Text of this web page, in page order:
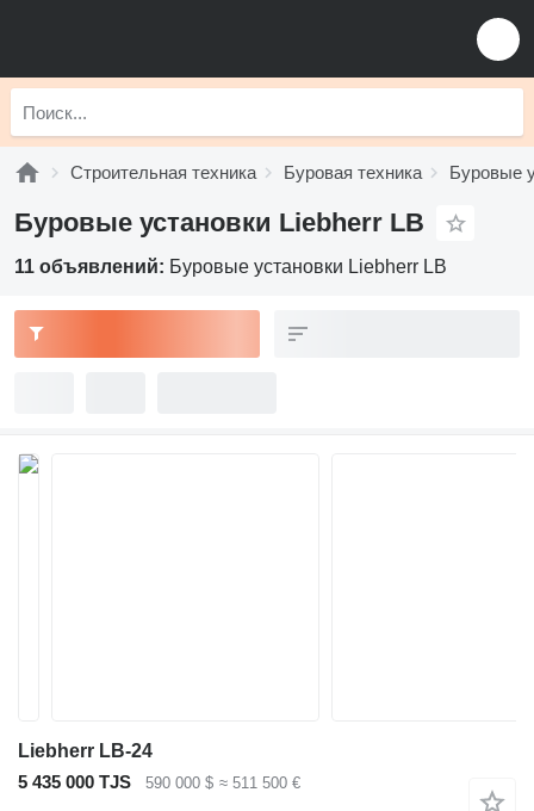
Строительная техника Буровая техника Буровые
Буровые установки Liebherr LB
11 объявлений: Буровые установки Liebherr LB
Liebherr LB-24
5 435 000 TJS
590 000 $ ≈ 511 500 €